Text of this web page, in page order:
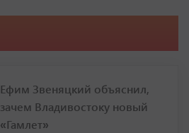
Ефим Звеняцкий объяснил,
зачем Владивостоку новый
«Гамлет»